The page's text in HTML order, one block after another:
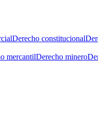
Derecho constitucional
mercantilDerecho minero